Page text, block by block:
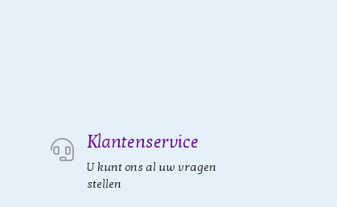
Klantenservice
U kunt ons al uw vragen
stellen